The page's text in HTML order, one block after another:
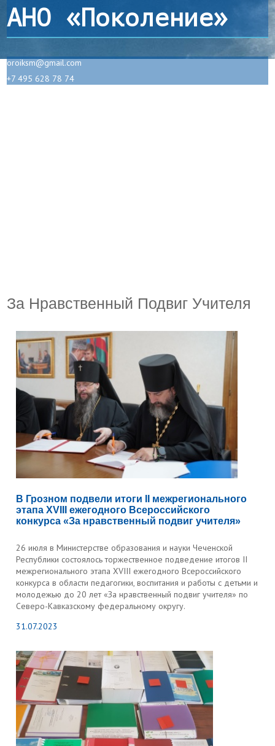
АНО «Поколение»
oroiksm@gmail.com
+7 495 628 78 74
За Нравственный Подвиг Учителя
В Грозном подвели итоги II межрегионального
этапа XVIII ежегодного Всероссийского
конкурса «За нравственный подвиг учителя»
26 июля в Министерстве образования и науки Чеченской
Республики состоялось торжественное подведение итогов II
межрегионального этапа XVIII ежегодного Всероссийского
конкурса в области педагогики, воспитания и работы с детьми и
молодежью до 20 лет «За нравственный подвиг учителя» по
Северо-Кавказскому федеральному округу.
31.07.2023